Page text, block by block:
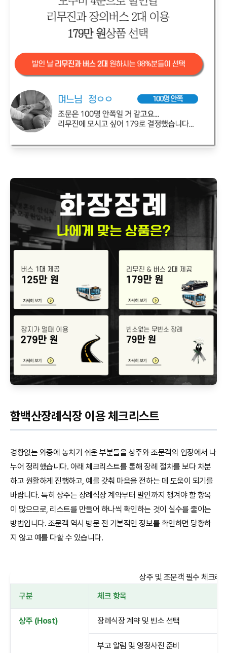
함백산장례식장 이용 체크리스트
경황없는 와중에 놓치기 쉬운 부분들을 상주와 조문객의 입장에서 나
누어 정리했습니다. 아래 체크리스트를 통해 장례 절차를 보다 차분
하고 원활하게 진행하고, 예를 갖춰 마음을 전하는 데 도움이 되기를
바랍니다. 특히 상주는 장례식장 계약부터 발인까지 챙겨야 할 항목
이 많으므로, 리스트를 만들어 하나씩 확인하는 것이 실수를 줄이는
방법입니다. 조문객 역시 방문 전 기본적인 정보를 확인하면 당황하
지 않고 예를 다할 수 있습니다.
상주 및 조문객 필수 체크리
구분
체크 항목
상주 (Host) 장례식장 계약 및 빈소 선택
부고 알림 및 영정사진 준비